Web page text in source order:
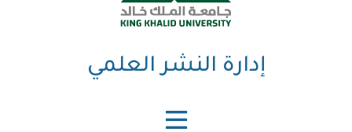
إدارة النشر العلمي